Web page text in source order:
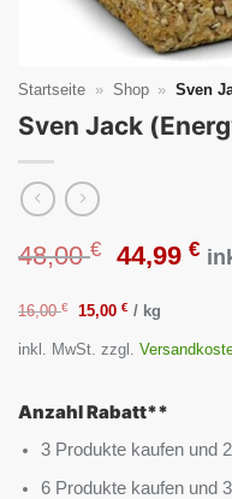
Startseite » Shop » Sven
Sven Jack
48,00€
Preis
war:
48,00 €
44,99 €
16,00€
Ursprünglicher
Preis
16,00 €
15,00€Aktueller
Preis
15,00 €.
/ kg
inkl. MwSt. zzgl.
Anzahl Rabatt**
3 Produkte kaufen und
6 Produkte kaufen und